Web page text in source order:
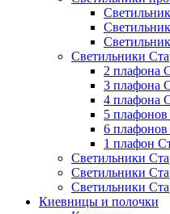
Светильники
2 плафона
3 плафона
4 плафона
5 плафонов
6 плафонов
1 плафон
Светильники
Светильники
Светильники
Киевницы и полочки